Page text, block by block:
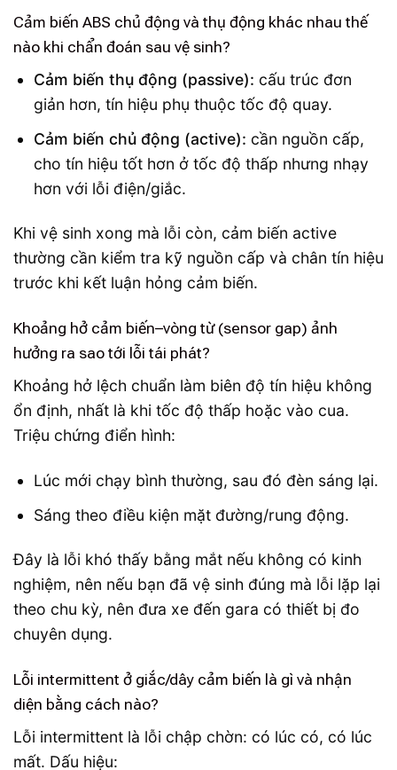
Cảm biến ABS chủ động và thụ động khác nhau thế
nào khi chẩn đoán sau vệ sinh?
Cảm biến thụ động (passive): cấu trúc đơn
giản hơn, tín hiệu phụ thuộc tốc độ quay.
Cảm biến chủ động (active): cần nguồn cấp,
cho tín hiệu tốt hơn ở tốc độ thấp nhưng nhạy
hơn với lỗi điện/giắc.
Khi vệ sinh xong mà lỗi còn, cảm biến active
thường cần kiểm tra kỹ nguồn cấp và chân tín hiệu
trước khi kết luận hỏng cảm biến.
Khoảng hở cảm biến–vòng từ (sensor gap) ảnh
hưởng ra sao tới lỗi tái phát?
Khoảng hở lệch chuẩn làm biên độ tín hiệu không
ổn định, nhất là khi tốc độ thấp hoặc vào cua.
Triệu chứng điển hình:
Lúc mới chạy bình thường, sau đó đèn sáng lại.
Sáng theo điều kiện mặt đường/rung động.
Đây là lỗi khó thấy bằng mắt nếu không có kinh
nghiệm, nên nếu bạn đã vệ sinh đúng mà lỗi lặp lại
theo chu kỳ, nên đưa xe đến gara có thiết bị đo
chuyên dụng.
Lỗi intermittent ở giắc/dây cảm biến là gì và nhận
diện bằng cách nào?
Lỗi intermittent là lỗi chập chờn: có lúc có, có lúc
mất. Dấu hiệu: